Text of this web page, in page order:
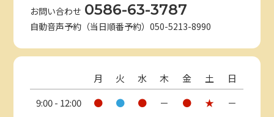
お問い合わせ 0586-63-3787
自動音声予約（当日順番予約）050-5213-8990
月 火 水 木 金 土
日
9:00 - 12:00
● ● ● － ● ★
－